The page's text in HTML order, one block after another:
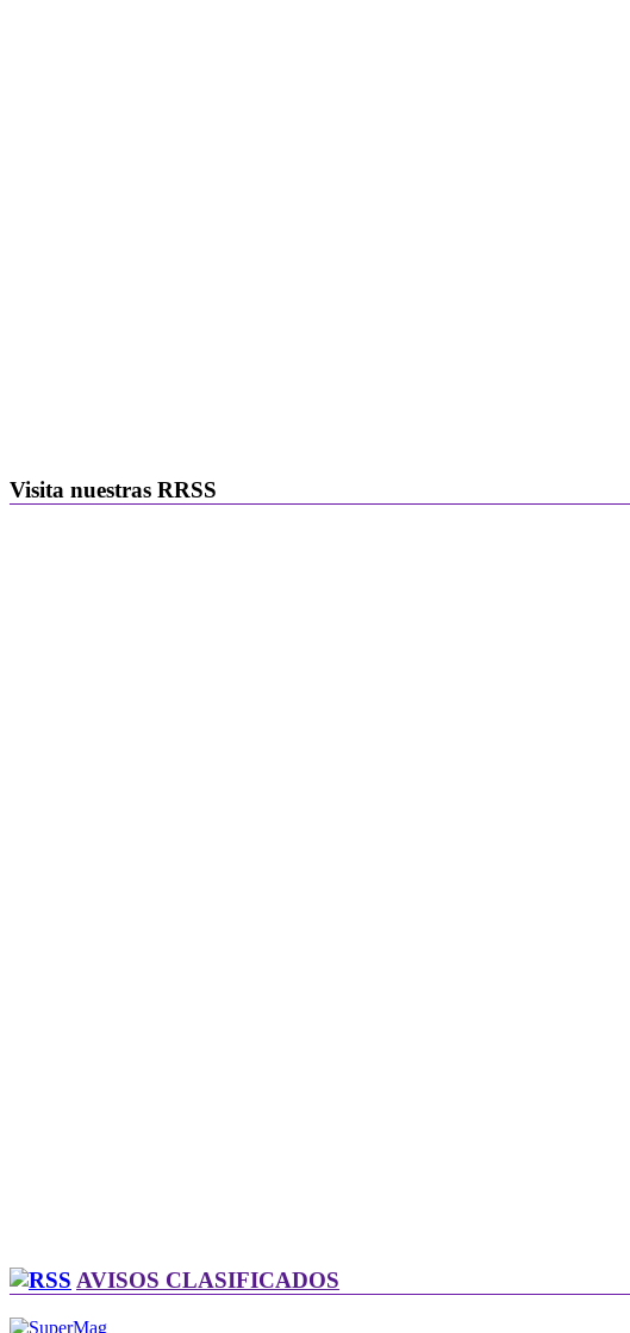
Visita nuestras RRSS
AVISOS CLASIFICADOS